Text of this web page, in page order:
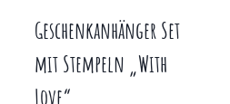
Geschenkanhänger Set
mit Stempeln „With
Love“